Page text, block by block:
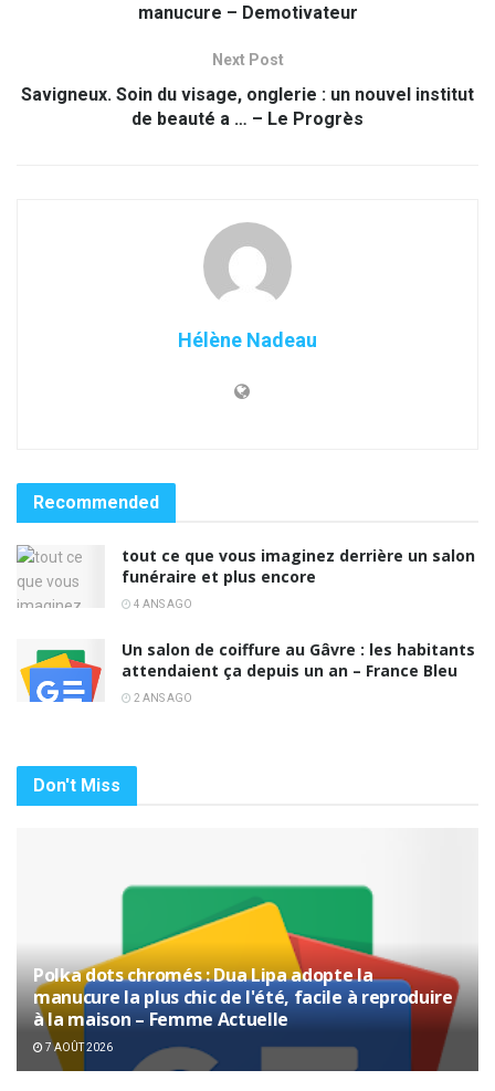
manucure – Demotivateur
Next Post
Savigneux. Soin du visage, onglerie : un nouvel institut
de beauté a … – Le Progrès
Hélène Nadeau
Recommended
tout ce que vous imaginez derrière un salon
funéraire et plus encore
4 ANS AGO
Un salon de coiffure au Gâvre : les habitants
attendaient ça depuis un an – France Bleu
2 ANS AGO
Don't Miss
Polka dots chromés : Dua Lipa adopte la
manucure la plus chic de l'été, facile à reproduire
à la maison – Femme Actuelle
7 AOÛT 2026